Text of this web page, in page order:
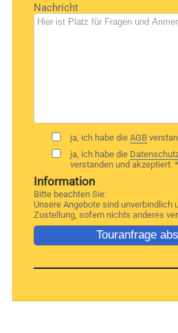
Nachricht
ja, ich habe dieAGB
ja, ich habe die
verstanden und akzeptiert. *
Information
Bitte beachten Sie:
Unsere Angebote sind unverbindlich
Zustellung, sofern nichts anderes